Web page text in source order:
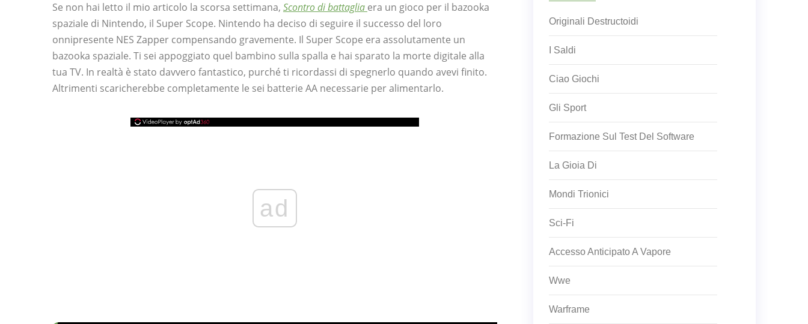
Se non hai letto il mio articolo la scorsa settimana, Scontro di battaglia era un gioco per il bazooka
spaziale di Nintendo, il Super Scope. Nintendo ha deciso di seguire il successo del loro
onnipresente NES Zapper compensando gravemente. Il Super Scope era assolutamente un
bazooka spaziale. Ti sei appoggiato quel bambino sulla spalla e hai sparato la morte digitale alla
tua TV. In realtà è stato davvero fantastico, purché ti ricordassi di spegnerlo quando avevi finito.
Altrimenti scaricherebbe completamente le sei batterie AA necessarie per alimentarlo.
ad
Originali Destructoidi
I Saldi
Ciao Giochi
Gli Sport
Formazione Sul Test Del Software
La Gioia Di
Mondi Trionici
Sci-Fi
Accesso Anticipato A Vapore
Wwe
Warframe